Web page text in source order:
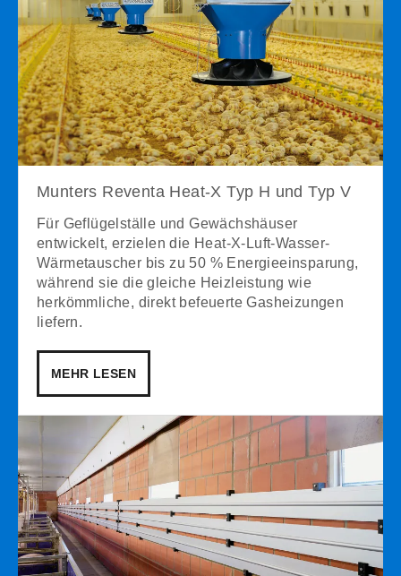
Munters Reventa Heat-X Typ H und Typ V
Für Geflügelställe und Gewächshäuser
entwickelt, erzielen die Heat-X-Luft-Wasser-
Wärmetauscher bis zu 50 % Energieeinsparung,
während sie die gleiche Heizleistung wie
herkömmliche, direkt befeuerte Gasheizungen
liefern.
MEHR LESEN